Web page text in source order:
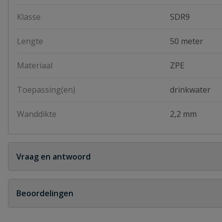
Klasse SDR9
Lengte 50 meter
Materiaal ZPE
Toepassing(en) drinkwater
Wanddikte 2,2 mm
Vraag en antwoord
Geen vragen
Beoordelingen